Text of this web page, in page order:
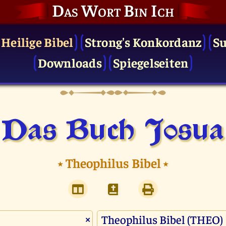
Das Wort Bin Ich
Bibel Strong's Konkordanz
Downloads
Spiegelseiten
Das Buch Josua
⭑Theophilus Bibel⭑
×